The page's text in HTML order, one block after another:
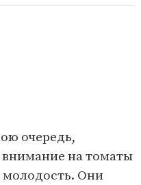
очередь,
внимание на томаты
молодость. Они